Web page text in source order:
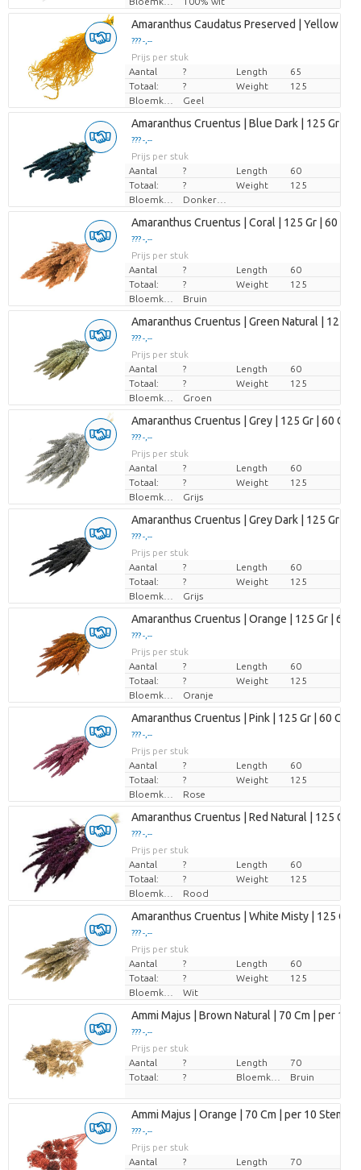
Amaranthus Caudatus Preserved | Yellow |
??? -,--
Prijs per stuk
Aantal
? Length
65
Totaal:
? Weight
125
Bloemkleur
Geel
Amaranthus Cruentus | Blue Dark | 125 Gr | 60
??? -,--
Prijs per stuk
Aantal
? Length
60
Totaal:
? Weight
125
Bloemkleur
Donkerblauw
Amaranthus Cruentus | Coral | 125 Gr | 60 Cm
??? -,--
Prijs per stuk
Aantal
? Length
60
Totaal:
? Weight
125
Bloemkleur
Bruin
Amaranthus Cruentus | Green Natural | 125
??? -,--
Prijs per stuk
Aantal
? Length
60
Totaal:
? Weight
125
Bloemkleur
Groen
Amaranthus Cruentus | Grey | 125 Gr | 60 Cm
??? -,--
Prijs per stuk
Aantal
? Length
60
Totaal:
? Weight
125
Bloemkleur
Grijs
Amaranthus Cruentus | Grey Dark | 125 Gr | 60
??? -,--
Prijs per stuk
Aantal
? Length
60
Totaal:
? Weight
125
Bloemkleur
Grijs
Amaranthus Cruentus | Orange | 125 Gr | 60
??? -,--
Prijs per stuk
Aantal
? Length
60
Totaal:
? Weight
125
Bloemkleur
Oranje
Amaranthus Cruentus | Pink | 125 Gr | 60 Cm
??? -,--
Prijs per stuk
Aantal
? Length
60
Totaal:
? Weight
125
Bloemkleur
Rose
Amaranthus Cruentus | Red Natural | 125 Gr |
??? -,--
Prijs per stuk
Aantal
? Length
60
Totaal:
? Weight
125
Bloemkleur
Rood
Amaranthus Cruentus | White Misty | 125 Gr |
??? -,--
Prijs per stuk
Aantal
? Length
60
Totaal:
? Weight
125
Bloemkleur
Wit
Ammi Majus | Brown Natural | 70 Cm | per 10
??? -,--
Prijs per stuk
Aantal
? Length
70
Totaal:
? Bruin
Ammi Majus | Orange | 70 Cm | per 10 Stems
??? -,--
Prijs per stuk
Aantal
? Length
70